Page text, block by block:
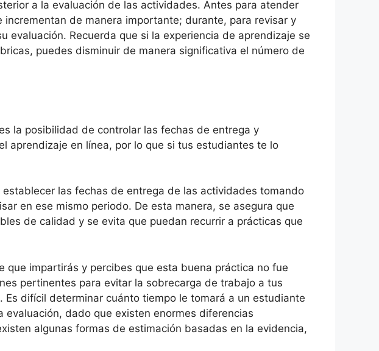
a la evaluación de las actividades. Antes para atender
de manera importante; durante, para revisar y
Recuerda que si la experiencia de aprendizaje se
puedes disminuir de manera significativa el número de
la posibilidad de controlar las fechas de entrega y
aprendizaje en línea, por lo que si tus estudiantes te lo
las fechas de entrega de las actividades tomando
en ese mismo periodo. De esta manera, se asegura que
de calidad y se evita que puedan recurrir a prácticas que
que impartirás y percibes que esta buena práctica no fue
pertinentes para evitar la sobrecarga de trabajo a tus
difícil determinar cuánto tiempo le tomará a un estudiante
dado que existen enormes diferencias
algunas formas de estimación basadas en la evidencia,